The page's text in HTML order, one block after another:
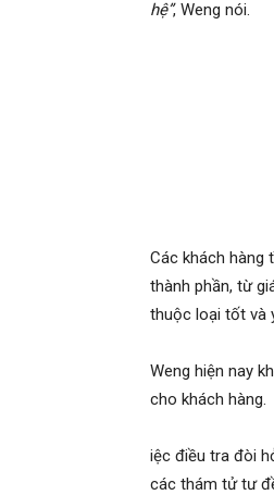
Hải
phòng,
tham
hệ”, Weng nói.
Các khách hàng
thành phần, từ
thuộc loại tốt và
Weng hiện nay
cho khách hàng.
iệc điều tra đòi
các thám tử tư